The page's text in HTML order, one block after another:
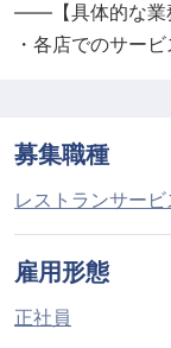
――【具体的な業
・各店でのサー
募集職種
レストランサービ
雇用形態
正社員